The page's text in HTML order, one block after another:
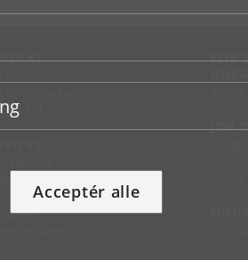
Acceptér alle
KU
FOR
JOB